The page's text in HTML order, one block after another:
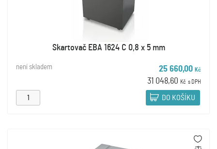
Skartovač EBA 1624 C 0,8 x 5 mm
není skladem 25 660,00 Kč
31 048,60 Kč s DPH
DO KOŠÍKU